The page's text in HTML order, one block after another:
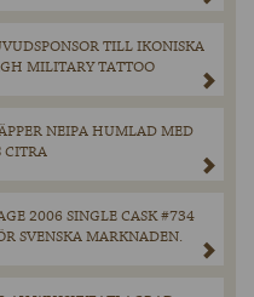
TILL IKONISKA
MILITARY TATTOO
NEIPA HUMLAD MED
CITRA
2006 SINGLE CASK #734
SVENSKA MARKNADEN.